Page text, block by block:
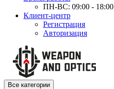
ПН-ВС: 09:00 - 18:00
Клиент-центр
Регистрация
Авторизация
Все категории